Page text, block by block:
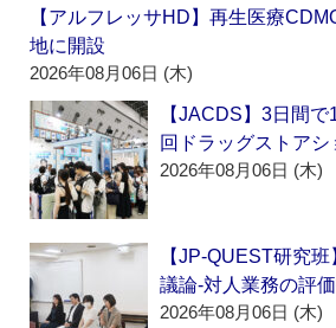
【アルフレッサHD】再生医療
地に開設
2026年08月06日 (木)
【JACDS】3日間
回ドラッグストアシ
2026年08月06日 (木)
【JP-QUEST研究
議論‐対人業務の評
2026年08月06日 (木)